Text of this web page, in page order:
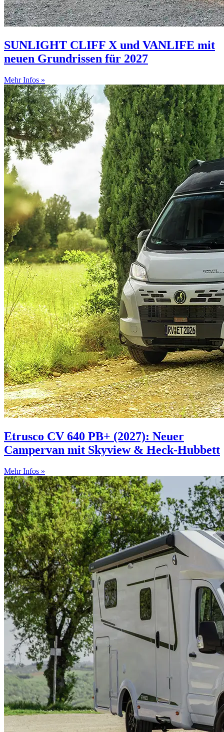
SUNLIGHT CLIFF X und VANLIFE mit
neuen Grundrissen für 2027
Mehr Infos »
Etrusco CV 640 PB+ (2027): Neuer
Campervan mit Skyview & Heck-Hubbett
Mehr Infos »